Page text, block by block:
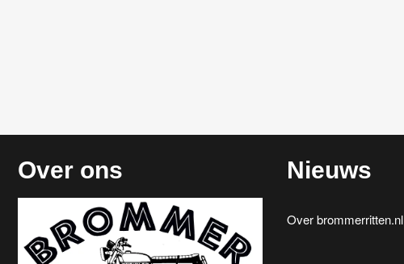
Over ons Nieuws
Over brommerritten.nl